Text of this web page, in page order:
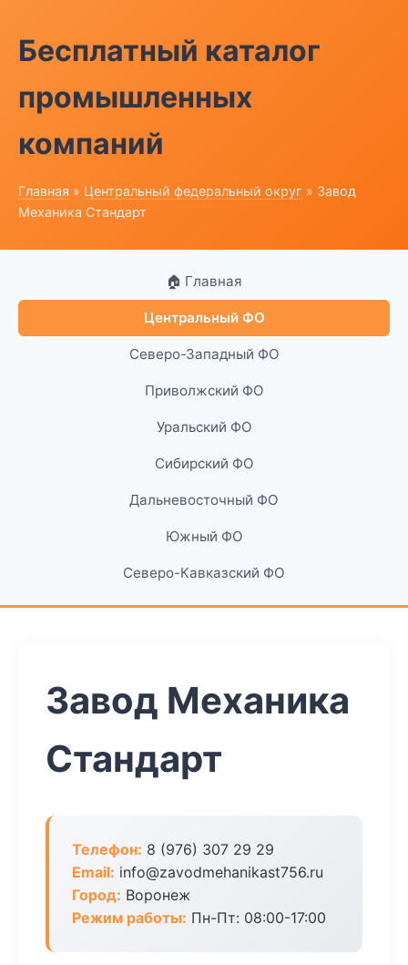
Бесплатный каталог
промышленных
компаний
Главная » Центральный федеральный округ » Завод
Механика Стандарт
🏠 Главная
Центральный ФО
Северо-Западный ФО
Приволжский ФО
Уральский ФО
Сибирский ФО
Дальневосточный ФО
Южный ФО
Северо-Кавказский ФО
Завод Механика
Стандарт
Телефон: 8 (976) 307 29 29
Email: info@zavodmehanikast756.ru
Город: Воронеж
Режим работы: Пн-Пт: 08:00-17:00